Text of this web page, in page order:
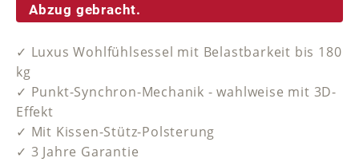
Abzug gebracht.
✓ Luxus Wohlfühlsessel mit Belastbarkeit bis 180
kg
✓ Punkt-Synchron-Mechanik - wahlweise mit 3D-
Effekt
✓ Mit Kissen-Stütz-Polsterung
✓ 3 Jahre Garantie